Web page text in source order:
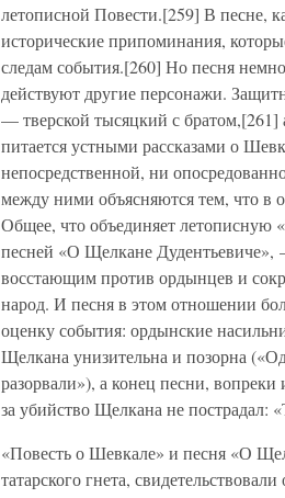
летописной Повести.[259] В песне,
исторические припоминания,
следам события.[260] Но песня
действуют другие персонажи.
— тверской тысяцкий с братом,[261]
питается устными рассказами о
непосредственной, ни
между ними объясняются тем, что в
Общее, что объединяет летописную
песней «О Щелкане
восстающим против ордынцев и
народ. И песня в этом отношении
оценку события: ордынские
Щелкана унизительна и позорна
разорвали»), а конец песни,
за убийство Щелкана не пострадал:
«Повесть о Шевкале» и песня «О
татарского гнета,